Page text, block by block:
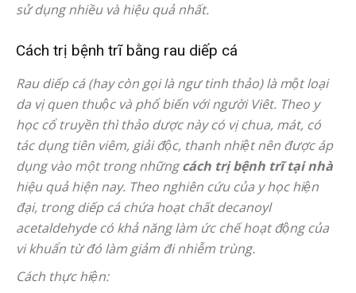
sử dụng nhiều và hiệu quả nhất.
Cách trị bệnh trĩ bằng rau diếp cá
Rau diếp cá (hay còn gọi là ngư tinh thảo) là một loại
da vị quen thuộc và phổ biến với người Viêt. Theo y
học cổ truyền thì thảo dược này có vị chua, mát, có
tác dụng tiên viêm, giải độc, thanh nhiệt nên được áp
dụng vào một trong nhữngcách trị bệnh trĩ tại nhà
hiệu quả hiện nay. Theo nghiên cứu của y học hiện
đại, trong diếp cá chứa hoạt chất decanoyl
acetaldehyde có khả năng làm ức chế hoạt động của
vi khuẩn từ đó làm giảm đi nhiễm trùng.
Cách thực hiện: